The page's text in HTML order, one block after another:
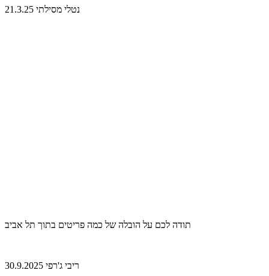
נטלי מסילתי 21.3.25
תודה לכם על הובלה של כמה פריטים בתוך תל אביב
ריבי ג'רפי 30.9.2025